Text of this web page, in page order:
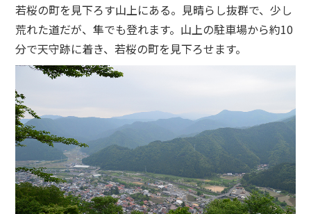
若桜の町を見下ろす山上にある。見晴らし抜群で、少し
荒れた道だが、隼でも登れます。山上の駐車場から約10
分で天守跡に着き、若桜の町を見下ろせます。